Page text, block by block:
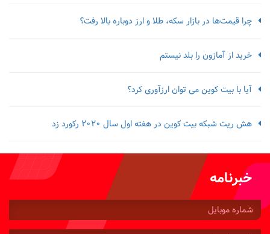
چرا قیمت‌ها در بازار سکه، طلا و ارز دوباره بالا رفت؟
خرید از آمازون را بلد نیستم
آیا با بیت کوین می توان ارزآوری کرد؟
هش ریت شبکه بیت کوین در هفته اول سال 2020 رکورد زد
خبرنامه
شماره
موبایل: